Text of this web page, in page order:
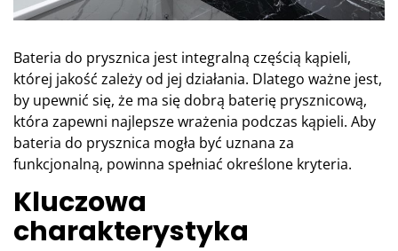
Bateria do prysznica jest integralną częścią kąpieli,
której jakość zależy od jej działania. Dlatego ważne jest,
by upewnić się, że ma się dobrą baterię prysznicową,
która zapewni najlepsze wrażenia podczas kąpieli. Aby
bateria do prysznica mogła być uznana za
funkcjonalną, powinna spełniać określone kryteria.
Kluczowa
charakterystyka